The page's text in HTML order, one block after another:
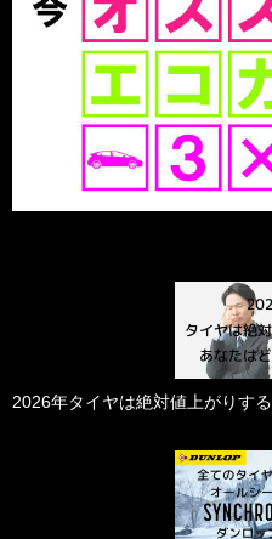
2026年タイヤは絶対値上がりする